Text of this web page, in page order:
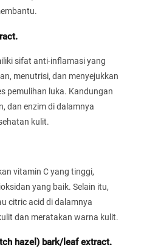
sifat anti-inflamasi yang
menutrisi, dan menyejukkan
pemulihan luka. Kandungan
dan enzim di dalamnya
kulit.
vitamin C yang tinggi,
yang baik. Selain itu,
citric acid di dalamnya
dan meratakan warna kulit.
hazel) bark/leaf extract.